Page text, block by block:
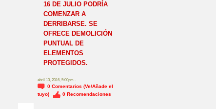
16 DE JULIO PODRÍA
COMENZAR A
DERRIBARSE. SE
OFRECE DEMOLICIÓN
PUNTUAL DE
ELEMENTOS
PROTEGIDOS.
abril 13, 2016, 5:00pm .
0 Comentarios (Ve/Añade el
tuyo)
0 Recomendaciones